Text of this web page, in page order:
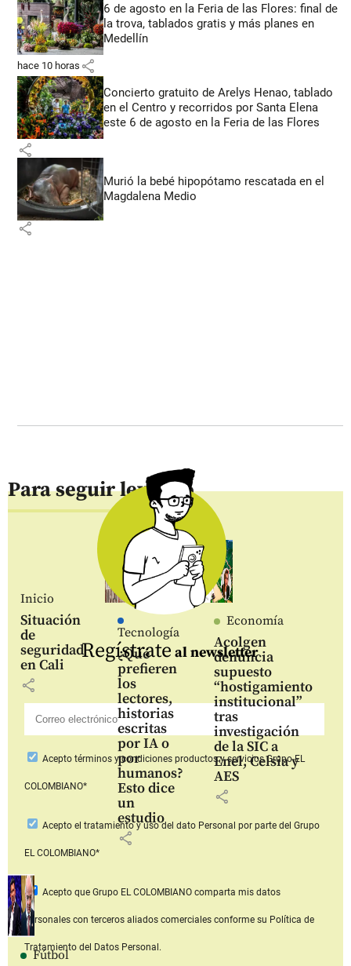
6 de agosto en la Feria de las Flores: final de
la trova, tablados gratis y más planes en
Medellín
hace 10 horas share
Concierto gratuito de Arelys Henao, tablado
en el Centro y recorridos por Santa Elena
este 6 de agosto en la Feria de las Flores
share
Murió la bebé hipopótamo rescatada en el
Magdalena Medio
share
Para seguir leyendo
Inicio
Situación
de
seguridad
en Cali
share
Tecnología
¿Qué
prefieren
los
lectores,
historias
escritas
por IA o
por
humanos?
Esto dice
un
estudio
share
Economía
Acolgen
denuncia
supuesto
“hostigamiento
institucional”
tras
investigación
de la SIC a
Enel, Celsia y
AES
share
Fútbol
Regístrate al newsletter
Aceptotérminos y condiciones productos y serviciosGrupo EL
COLOMBIANO*
Acepto el tratamiento y uso del dato Personal por parte del Grupo
EL COLOMBIANO*
Acepto que Grupo EL COLOMBIANOcomparta mis datos
personales con terceros aliados comerciales conforme su Política de
Tratamiento del Datos Personal.